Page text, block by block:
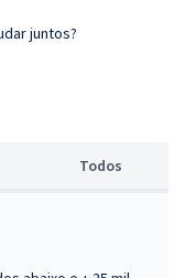
juntos?
Todos